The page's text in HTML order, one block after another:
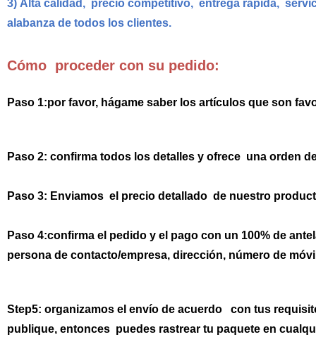
3)Alta calidad, precio competitivo, entrega rápida,
alabanza de todos los clientes.
Cómo proceder con su pedido:
Paso 1:por favor, hágame saber los artículos que son
Paso 2: confirma todos los detalles y ofrece una orden
Paso 3: Enviamos el precio detallado de nuestro
Paso 4:confirma el pedido y el pago con un 100% de
persona de contacto/empresa, dirección, número de
Step5: organizamos el envío de acuerdo con tus
publique, entonces puedes rastrear tu paquete en